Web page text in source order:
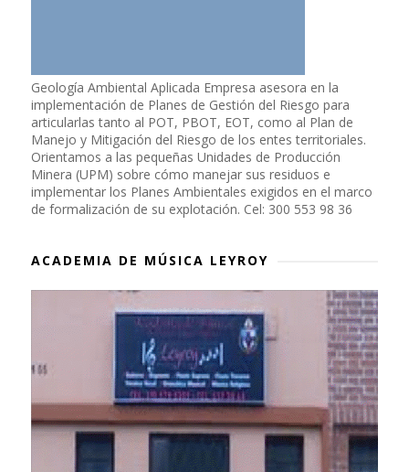
Geología Ambiental Aplicada Empresa asesora en la
implementación de Planes de Gestión del Riesgo para
articularlas tanto al POT, PBOT, EOT, como al Plan de
Manejo y Mitigación del Riesgo de los entes territoriales.
Orientamos a las pequeñas Unidades de Producción
Minera (UPM) sobre cómo manejar sus residuos e
implementar los Planes Ambientales exigidos en el marco
de formalización de su explotación. Cel: 300 553 98 36
ACADEMIA DE MÚSICA LEYROY